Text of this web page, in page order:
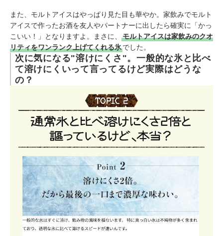
また、モルトアイスはやっぱり見た目も華やか。家飲みでモルト
アイスで作ったお酒を友人やパートナーに出したら確実に「かっ
こいい！」となりますよ。まさに、
モルトアイスは家飲みのクオ
リティをワンランク上げてくれる氷でした。
次に気になる"溶けにくさ"。一般的な氷と比べ
て溶けにくいって言ってるけど実際はどうな
の？